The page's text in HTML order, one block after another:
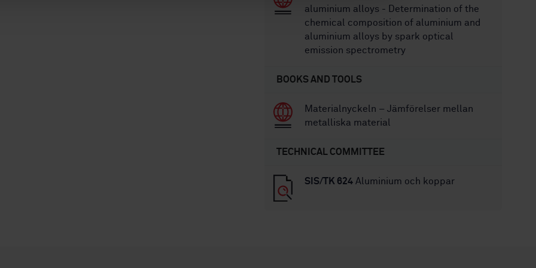
aluminium alloys - Determination of the
chemical composition of aluminium and
aluminium alloys by spark optical
emission spectrometry
BOOKS AND TOOLS
Materialnyckeln – Jämförelser mellan
metalliska material
TECHNICAL COMMITTEE
SIS/TK 624 Aluminium och koppar